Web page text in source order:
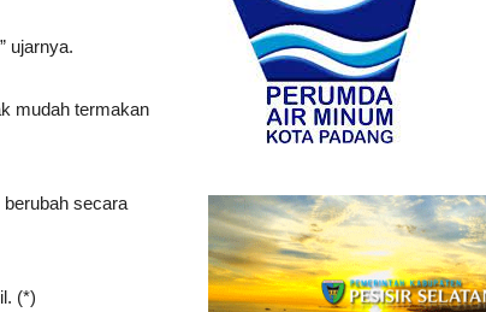
ujarnya.
mudah termakan
berubah secara
(*)